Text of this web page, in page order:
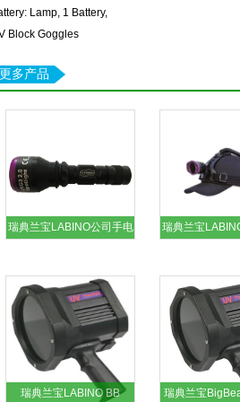
Lamp, 1 Battery,
Block Goggles
更多产品
瑞典兰宝LABINO公司手电
瑞典兰宝
瑞典兰宝LABINO BB 瑞典兰宝